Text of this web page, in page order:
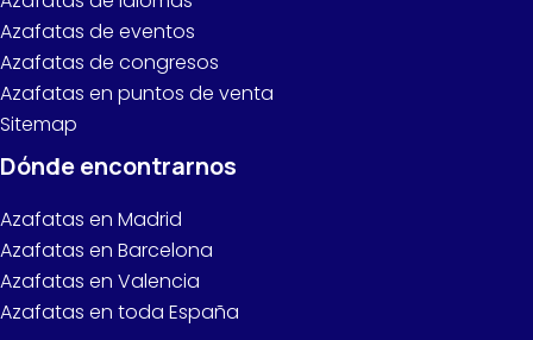
Azafatas de eventos
Azafatas de congresos
Azafatas en puntos de venta
Sitemap
Dónde encontrarnos
Azafatas en Madrid
Azafatas en Barcelona
Azafatas en Valencia
Azafatas en toda España